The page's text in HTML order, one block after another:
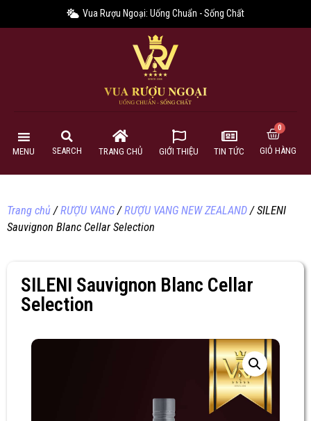
Vua Rượu Ngoại: Uống Chuẩn - Sống Chất
MENU SEARCH TRANG CHỦ GIỚI THIỆU TIN TỨC GIỎ HÀNG
Trang chủ/RƯỢU VANG/RƯỢU VANG NEW ZEALAND/ SILENI
Sauvignon Blanc Cellar Selection
SILENI Sauvignon Blanc Cellar
Selection